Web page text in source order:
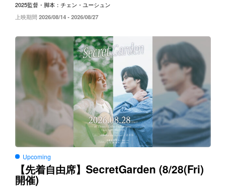
2025監督・脚本：チェン・ユーシュン
上映期間 2026/08/14 - 2026/08/27
Upcoming
【先着自由席】 SecretGarden (8/28(Fri)
開催)